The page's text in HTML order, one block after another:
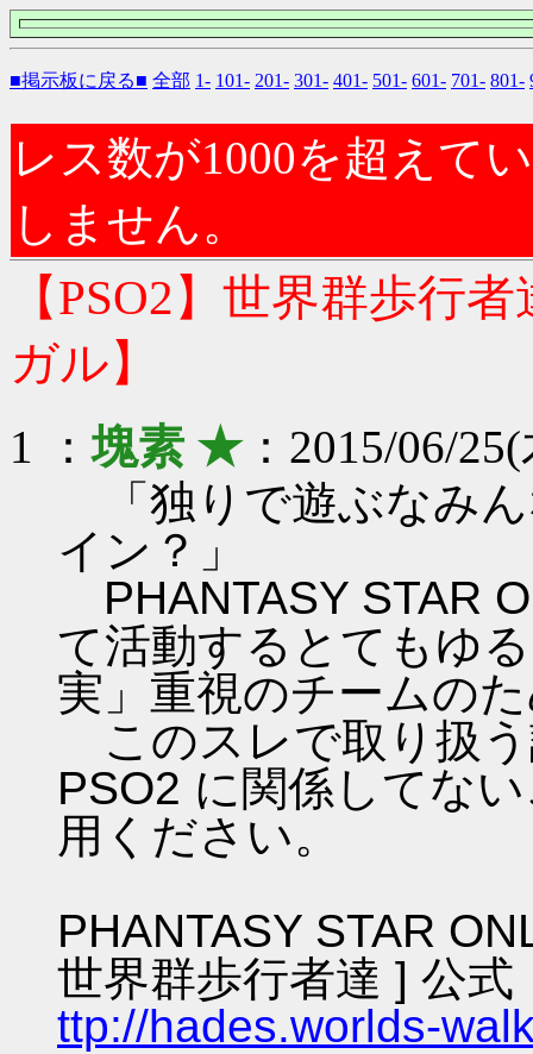
■掲示板に戻る■ 全部 1- 101- 201- 301- 401- 501- 601- 701- 801-
レス数が1000を超えて
しません。
【PSO2】世界群歩行
ガル】
1 ：塊素 ★：2015/06/
「独りで遊ぶなみ
イン？」
PHANTASY STAR
て活動するとてもゆ
実」重視のチームの
このスレで取り扱
PSO2 に関係してな
用ください。
PHANTASY STAR
世界群歩行者達 ] 公式
ttp://hades.worlds-